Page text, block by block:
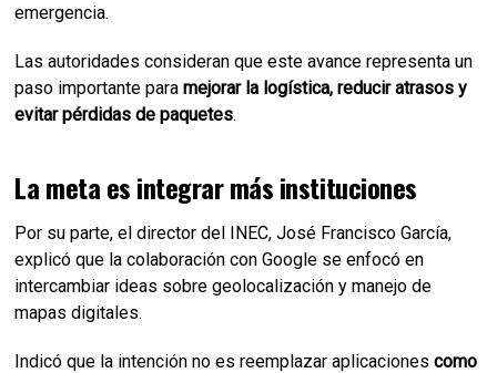
emergencia.
Las autoridades consideran que este avance representa un
paso importante paramejorar la logística, reducir atrasos y
evitar pérdidas de paquetes.
La meta es integrar más instituciones
Por su parte, el director del INEC, José Francisco García,
explicó que la colaboración con Google se enfocó en
intercambiar ideas sobre geolocalización y manejo de
mapas digitales.
Indicó que la intención no es reemplazar aplicaciones como